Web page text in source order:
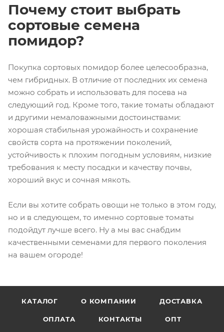
Почему стоит выбрать
сортовые семена
помидор?
Покупка сортовых помидор более целесообразна,
чем гибридных. В отличие от последних их семена
можно собрать и использовать для посева на
следующий год. Кроме того, такие томаты обладают
и другими немаловажными достоинствами:
хорошая стабильная урожайность и сохранение
свойств сорта на протяжении поколений,
устойчивость к плохим погодным условиям, низкие
требования к месту посадки и качеству почвы,
хороший вкус и сочная мякоть.
Если вы хотите собрать овощи не только в этом году,
но и в следующем, то именно сортовые томаты
подойдут лучше всего. Ну а мы вас снабдим
качественными семенами для первого поколения
на вашем огороде!
КАТАЛОГ О КОМПАНИИ ДОСТАВКА
ОПЛАТА КОНТАКТЫ ОПТ